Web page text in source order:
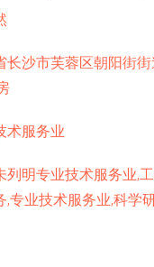
长沙市芙蓉区朝阳街街
术服务业
列明专业技术服务业,
,专业技术服务业,科学